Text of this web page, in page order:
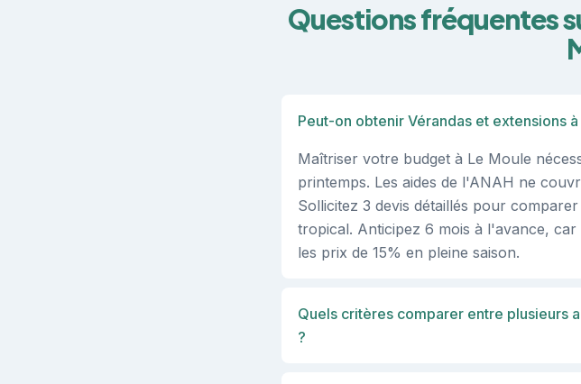
Questions fréquentes
Peut-on obtenir Vérandas et extensions
Maîtriser votre budget à Le Moule
printemps. Les aides de l'ANAH ne
Sollicitez 3 devis détaillés pour
tropical. Anticipez 6 mois à l'avance,
les prix de 15% en pleine saison.
Quels critères comparer entre plusieurs
?